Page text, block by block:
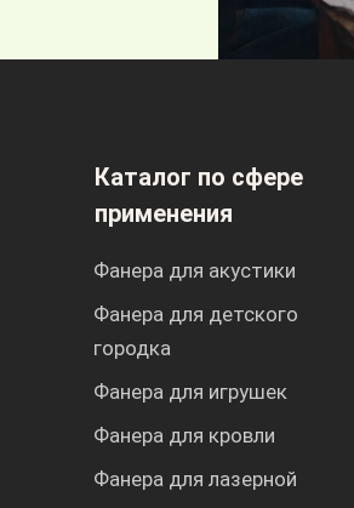
Каталог по сфере
применения
Фанера для акустики
Фанера для детского
городка
Фанера для игрушек
Фанера для кровли
Фанера для лазерной